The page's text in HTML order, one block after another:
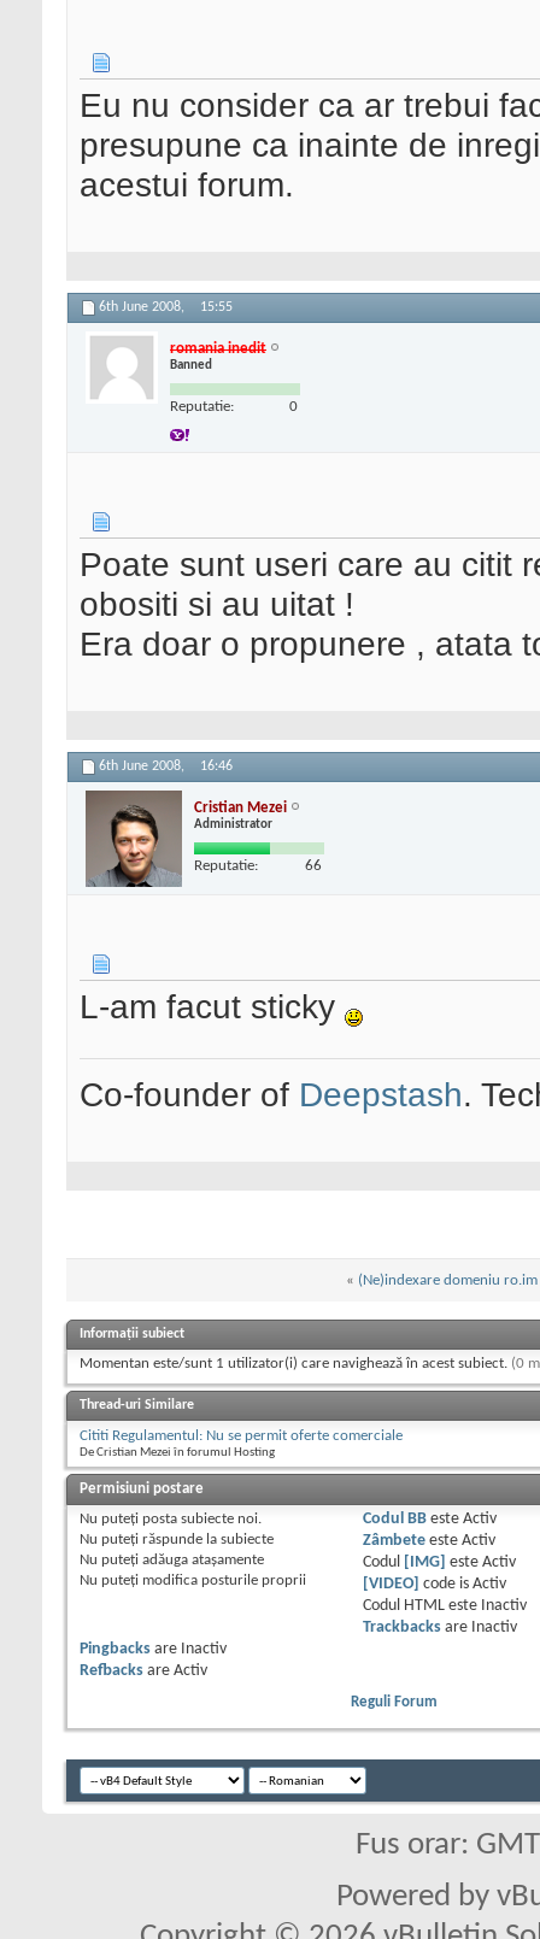
Eu nu consider ca ar trebui
presupune ca inainte de
acestui forum.
6th June 2008, 15:55
romania inedit
Banned
Reputatie: 0
Poate sunt useri care au citit
obositi si au uitat !
Era doar o propunere , atata
6th June 2008, 16:46
Cristian Mezei
Administrator
Reputatie: 66
L-am facut sticky
Co-founder of Deepstash.
« (Ne)indexare domeniu ro.im
Informații subiect
Momentan este/sunt 1 utilizator(i) care navighează în acest subiect. (0
Thread-uri Similare
Cititi Regulamentul: Nu se permit oferte comerciale
De Cristian Mezei în forumul Hosting
Permisiuni postare
Nu puteţi posta subiecte noi.
Nu puteţi răspunde la subiecte
Nu puteţi adăuga ataşamente
Nu puteţi modifica posturile proprii
Codul BBeste Activ
Zâmbeteeste Activ
Codul
[IMG] este Activ
[VIDEO]
code is Activ
Codul HTML este
Inactiv
Trackbacksare
Inactiv
Pingbacks are
Inactiv
Refbacks are Activ
Reguli Forum
Fus orar:
Powered by